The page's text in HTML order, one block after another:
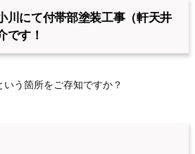
川にて付帯部塗装工事（軒天井
です！
う箇所をご存知ですか？